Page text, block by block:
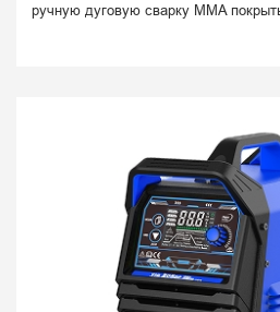
ручную дуговую сварку MMA